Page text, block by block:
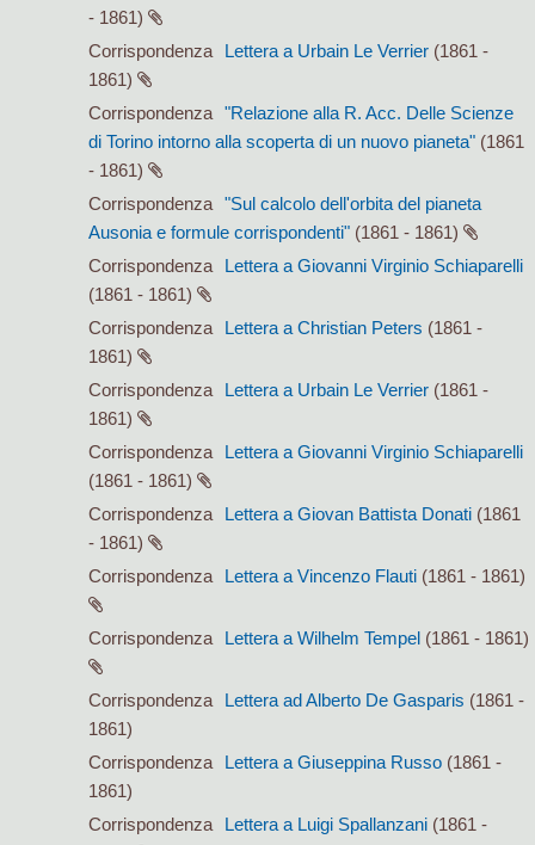
- 1861)
Corrispondenza
Lettera a Urbain Le Verrier (1861 -
1861)
Corrispondenza
"Relazione alla R. Acc. Delle Scienze
di Torino intorno alla scoperta di un nuovo pianeta" (1861
- 1861)
Corrispondenza
"Sul calcolo dell'orbita del pianeta
Ausonia e formule corrispondenti" (1861 - 1861)
Corrispondenza
Lettera a Giovanni Virginio Schiaparelli
(1861 - 1861)
Corrispondenza
Lettera a Christian Peters (1861 -
1861)
Corrispondenza
Lettera a Urbain Le Verrier (1861 -
1861)
Corrispondenza
Lettera a Giovanni Virginio Schiaparelli
(1861 - 1861)
Corrispondenza
Lettera a Giovan Battista Donati (1861
- 1861)
Corrispondenza
Lettera a Vincenzo Flauti (1861 - 1861)
Corrispondenza Lettera a Wilhelm Tempel (1861 - 1861)
Corrispondenza Lettera ad Alberto De Gasparis (1861 -
1861)
Corrispondenza
Lettera a Giuseppina Russo (1861 -
1861)
Corrispondenza
Lettera a Luigi Spallanzani (1861 -